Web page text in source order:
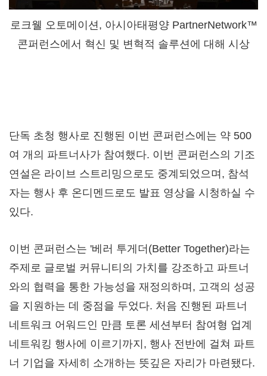
로크웰 오토메이션, 아시아태평양 PartnerNetwork™
콘퍼런스에서 혁신 및 변혁적 솔루션에 대해 시상
단독 초청 행사로 진행된 이번 콘퍼런스에는 약 500
여 개의 파트너사가 참여했다. 이번 콘퍼런스의 기조
연설은 라이브 스트리밍으로도 중계되었으며, 참석
자는 행사 후 온디멘드로도 발표 영상을 시청하실 수
있다.
이번 콘퍼런스는 '베러 투게더(Better Together)라는
주제로 글로벌 커뮤니티의 가치를 강조하고 파트너
와의 협력을 통한 가능성을 재정의하며, 고객의 성공
을 지원하는 데 중점을 두었다. 처음 진행된 파트너
네트워크 어워드인 만큼 토론 세션부터 참여형 업계
네트워킹 행사에 이르기까지, 행사 전반에 걸쳐 파트
너 기업을 자세히 소개하는 뜻깊은 자리가 마련됐다.